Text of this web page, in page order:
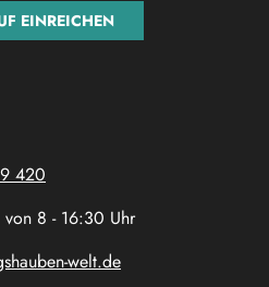
EINREICHEN
420
8 - 16:30 Uhr
welt.de